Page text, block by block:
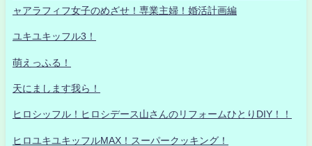
ャアラフィフ女子のめざせ！専業主婦！婚活計画編
ユキユキッフル3！
萌えっふる！
天にまします我ら！
ヒロシッフル！ヒロシデース山さんのリフォームひとりDIY！！
ヒロユキユキッフルMAX！スーパークッキング！